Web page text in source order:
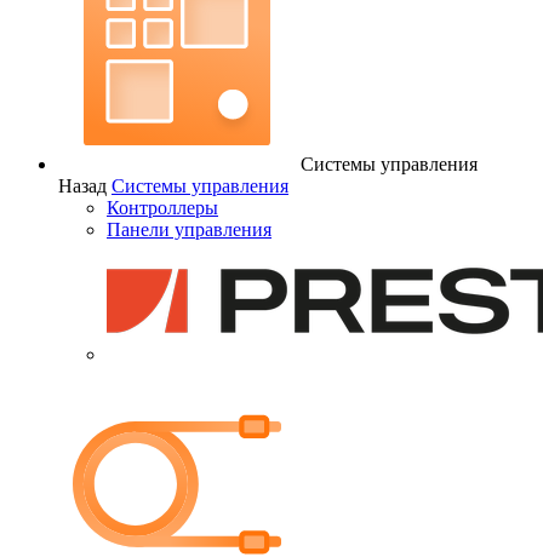
Системы управления
Назад Системы управления
Контроллеры
Панели управления